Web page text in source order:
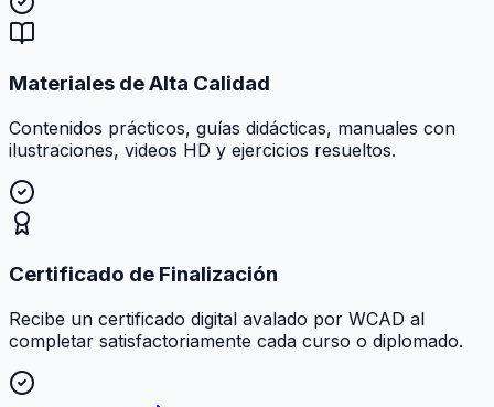
Materiales de Alta Calidad
Contenidos prácticos, guías didácticas, manuales con
ilustraciones, videos HD y ejercicios resueltos.
Certificado de Finalización
Recibe un certificado digital avalado por WCAD al
completar satisfactoriamente cada curso o diplomado.